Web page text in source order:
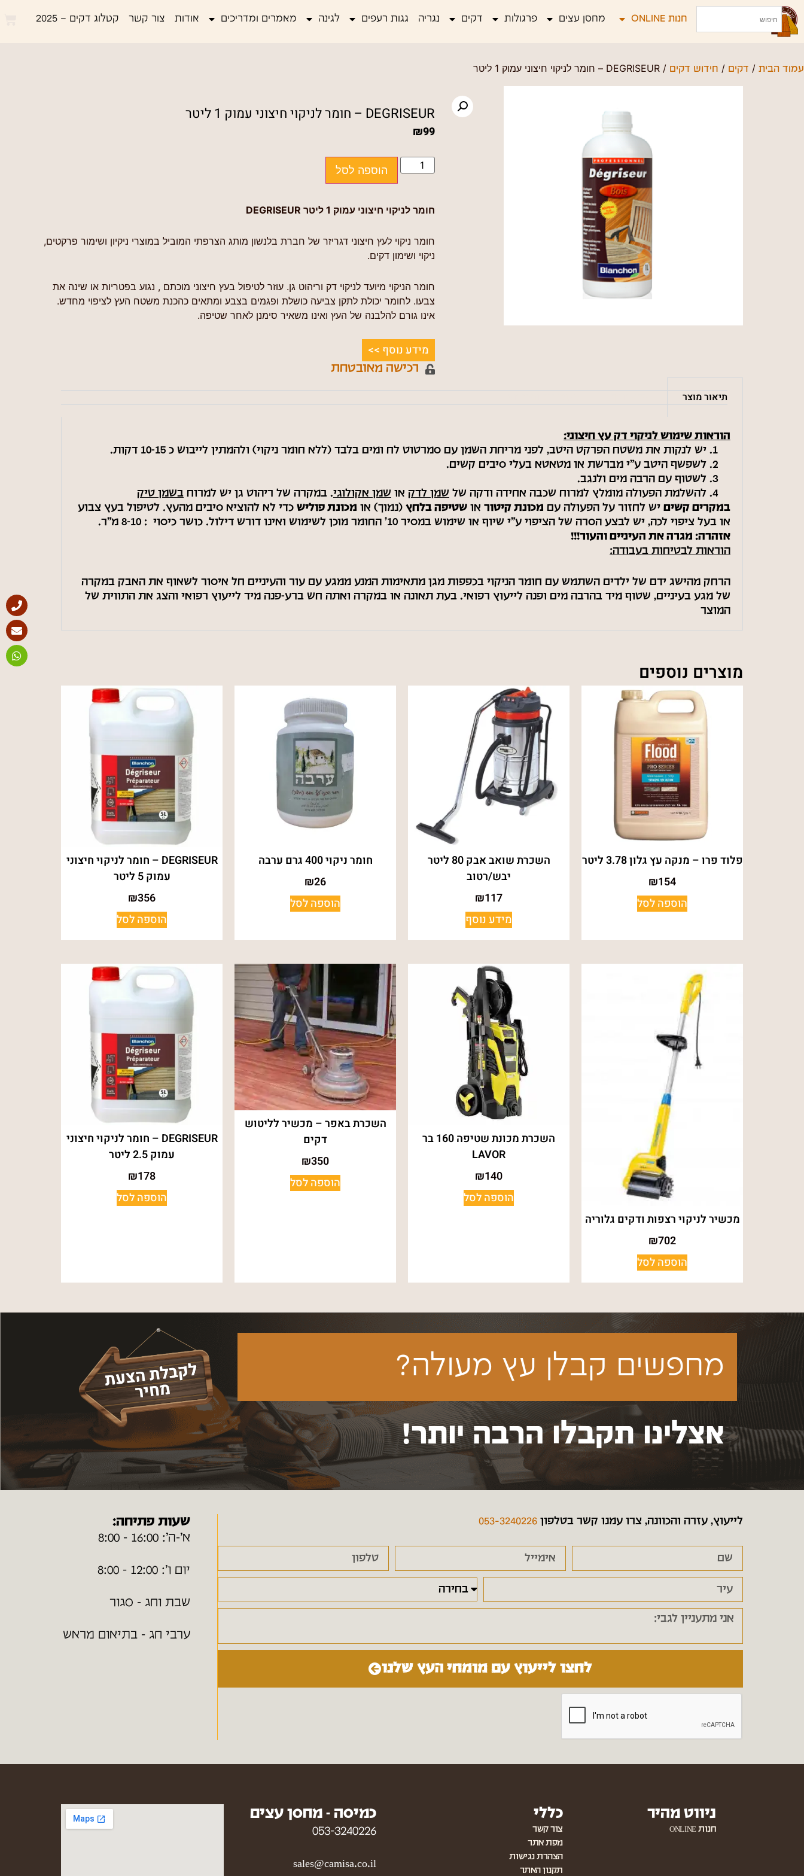
חנות ONLINE מחסן עצים פרגולות דקים נגריה גגות רעפים לגינה מאמרים ומדריכים אודות צור קשר קטלוג דקים – 2025
עמוד הבית / דקים / חידוש דקים / DEGRISEUR – חומר לניקוי חיצוני עמוק 1 ליטר
DEGRISEUR – חומר לניקוי חיצוני עמוק 1 ליטר
₪99
הוספה לסל
חומר לניקוי חיצוני עמוק 1 ליטר DEGRISEUR
חומר ניקוי לעץ חיצוני דגריזר של חברת בלנשון מותג הצרפתי המוביל במוצרי ניקיון ושימור פרקטים,
ניקוי ושימון דקים.
חומר הניקוי מיועד לניקוי דק וריהוט גן. עוזר לטיפול בעץ חיצוני מוכתם , נגוע בפטריות או שינה את
צבעו. לחומר יכולת לתקן צביעה כושלת ופגמים בצבע ומתאים כהכנת משטח העץ לציפוי מחדש.
אינו גורם להלבנה של העץ ואינו משאיר סימנן לאחר שטיפה.
מידע נוסף >>
רכישה מאובטחת
תיאור מוצר
הוראות שימוש לניקוי דק עץ חיצוני:
יש לנקות את משטח הפרקט היטב, לפני מריחת השמן עם סמרטוט לח ומים בלבד (ללא חומר ניקוי) ולהמתין לייבוש כ 10-15 דקות.
לשפשף היטב ע"י מברשת או מטאטא בעלי סיבים קשים.
לשטוף עם הרבה מים ולנגב.
להשלמת הפעולה מומלץ למרוח שכבה אחידה ודקה של שמן לדק או שמן אקולוגי. במקרה של ריהוט גן יש למרוח בשמן טיק
במקרים קשים יש לחזור על הפעולה עם מכונת קיטור או שטיפה בלחץ (נמוך) או מכונת פוליש כדי לא להוציא סיבים מהעץ. לטיפול בעץ צבוע
או בעל ציפוי לכה, יש לבצע הסרה של הציפוי ע"י שיוף או שימוש במסיר 10' החומר מוכן לשימוש ואינו דורש דילול. כושר כיסוי : 8-10 מ"ר.
אזהרה: מגרה את העיניים והעור!!!
הוראות לבטיחות בעבודה:
הרחק מהישג ידם של ילדים השתמש עם חומר הניקוי בכפפות מגן מתאימות המנע ממגע עם עור והעיניים חל איסור לשאוף את האבק במקרה
של מגע בעיניים, שטוף מיד בהרבה מים ופנה לייעוץ רפואי. בעת תאונה או במקרה ואתה חש ברע-פנה מיד לייעוץ רפואי והצג את התווית של
המוצר
מוצרים נוספים
פלוד פרו – מנקה עץ גלון 3.78 ליטר
₪154
הוספה לסל
השכרת שואב אבק 80 ליטר
יבש/רטוב
₪117
מידע נוסף
חומר ניקוי 400 גרם ערבה
₪26
הוספה לסל
DEGRISEUR – חומר לניקוי חיצוני
עמוק 5 ליטר
₪356
הוספה לסל
מכשיר לניקוי רצפות ודקים גלוריה
₪702
הוספה לסל
השכרת מכונת שטיפה 160 בר
LAVOR
₪140
הוספה לסל
השכרת באפר – מכשיר לליטוש
דקים
₪350
הוספה לסל
DEGRISEUR – חומר לניקוי חיצוני
עמוק 2.5 ליטר
₪178
הוספה לסל
מחפשים קבלן עץ מעולה?
אצלינו תקבלו הרבה יותר!
לייעוץ, עזרה והכוונה, צרו עמנו קשר בטלפון 053-3240226
לחצו לייעוץ עם מומחי העץ שלנו
שעות פתיחה:
א׳-ה׳: 16:00 - 8:00
יום ו׳: 12:00 - 8:00
שבת וחג - סגור
ערבי חג - בתיאום מראש
ניווט מהיר
חנות ONLINE
כללי
צור קשר
מפת אתר
הצהרת נגישות
תקנון האתר
כמיסה - מחסן עצים
053-3240226
sales@camisa.co.il